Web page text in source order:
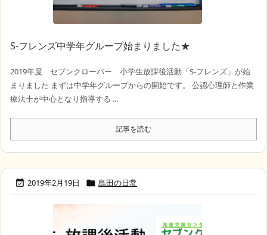
S-フレンズ中学年グループ始まりました★
2019年度 セブンクローバー 小学生放課後活動「S-フレンズ」が始
まりました まずは中学年グループからの開始です。 公認心理師と作業
療法士が中心となり指導する ...
記事を読む
 2019年2月19日  島田の日常